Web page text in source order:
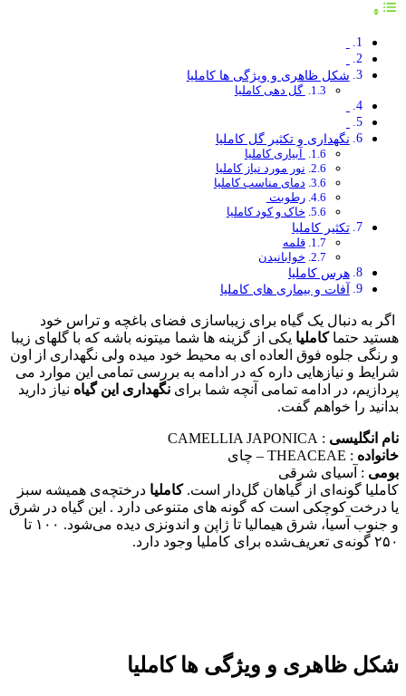
شکل ظاهری و ویژگی ها کاملیا
گل دهی کاملیا
نگهداری و تکثیر گل کاملیا
آبیاری کاملیا
نور مورد نیاز کاملیا
دمای مناسب کاملیا
رطوبت
خاک و کود کاملیا
تکثیر کاملیا
قلمه
خوابانیدن
هرس کاملیا
آفات و بیماری های کاملیا
اگر به دنبال یک گیاه برای زیباسازی فضای باغچه و تراس خود
هستید حتما کاملیا یکی از گزینه ها شما میتونه باشه که با گلهای زیبا
و رنگی جلوه فوق العاده ای به محیط خود میده ولی نگهداری از اون
شرایط و نیازهایی داره که در ادامه به بررسی تمامی این موارد می
پردازیم، در ادامه تمامی آنچه شما برای نگهداری این گیاه نیاز دارید
بدانید را خواهم گفت.
نام انگلیسی : CAMELLIA JAPONICA
خانواده : THEACEAE – چای
بومی : آسیای شرقی
کاملیا گونه‌ای از گیاهان گل‌دار است. کاملیا درختچه‌ی همیشه‌ سبز
یا درخت کوچکی است که گونه های متنوعی دارد . این گیاه در شرق
و جنوب آسیا، شرق هیمالیا تا ژاپن و اندونزی دیده می‌شود. ۱۰۰ تا
۲۵۰ گونه‌ی تعریف‌شده برای کاملیا وجود دارد.
شکل ظاهری و ویژگی ها کاملیا